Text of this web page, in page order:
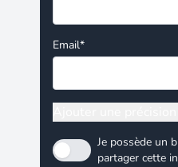
Email*
Je possède un
partager cette